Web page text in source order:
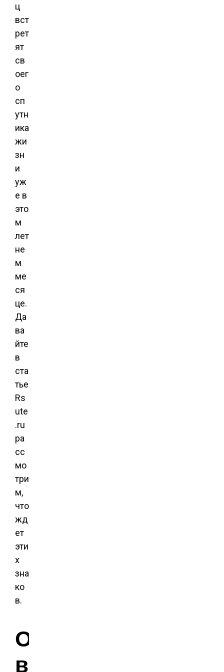
ц
вст
рет
ят
св
оег
о
сп
утн
ика
жи
зн
и
уж
е в
это
м
лет
не
м
ме
ся
це.
Да
ва
йте
в
ста
тье
Rs
ute
.ru
ра
сс
мо
три
м,
что
жд
ет
эти
х
зна
ко
в.
О
в